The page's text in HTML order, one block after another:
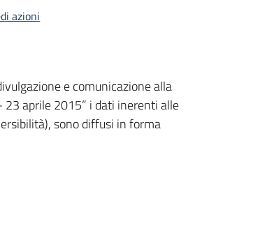
azioni
e comunicazione alla
aprile 2015” i dati inerenti alle
sono diffusi in forma